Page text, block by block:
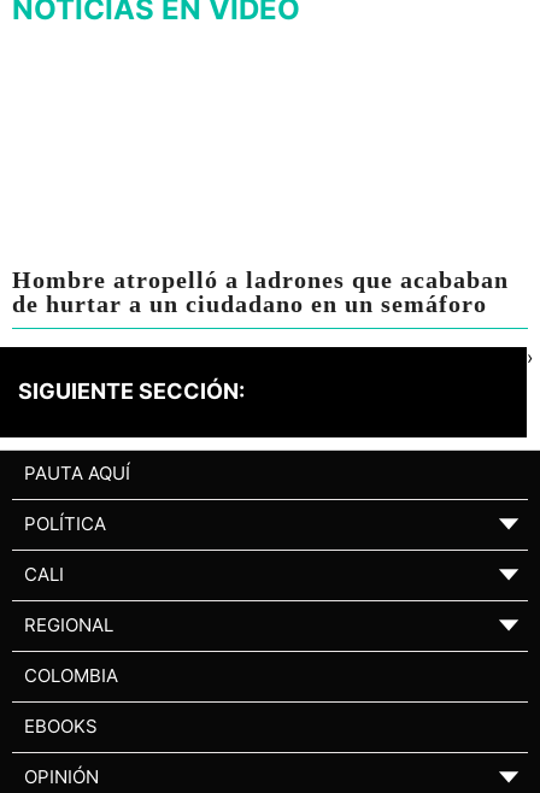
NOTICIAS EN VIDEO
Hombre atropelló a ladrones que acababan
de hurtar a un ciudadano en un semáforo
SIGUIENTE SECCIÓN:
›
PAUTA AQUÍ
POLÍTICA ▼
CALI ▼
REGIONAL ▼
COLOMBIA
EBOOKS
OPINIÓN ▼